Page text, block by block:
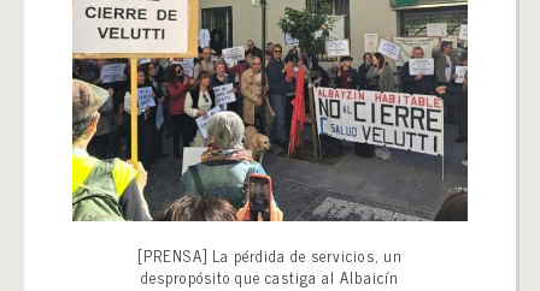
[PRENSA] La pérdida de servicios, un
despropósito que castiga al Albaicín